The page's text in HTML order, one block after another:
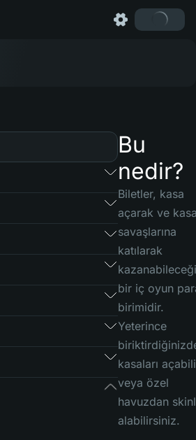
Bu
nedir?
Biletler, kasa
açarak ve
savaşlarına
katılarak
bir iç oyun
birimidir.
Yeterince
kasaları
veya özel
havuzdan
alabilirsiniz.